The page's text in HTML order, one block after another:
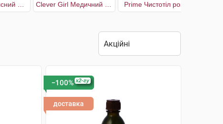
Prime Чистотіл розчин
−100% x2-гу
доставка